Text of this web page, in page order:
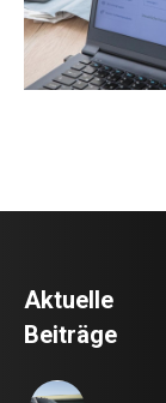
Aktuelle
Beiträge